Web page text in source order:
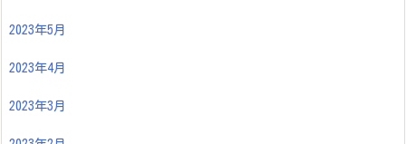
2023年5月
2023年4月
2023年3月